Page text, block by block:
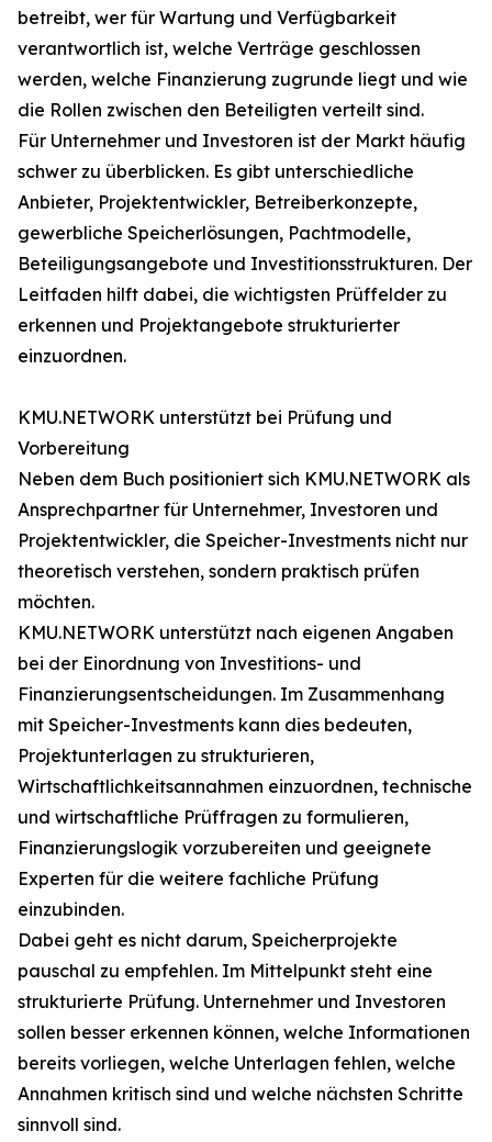
betreibt, wer für Wartung und Verfügbarkeit
verantwortlich ist, welche Verträge geschlossen
werden, welche Finanzierung zugrunde liegt und wie
die Rollen zwischen den Beteiligten verteilt sind.
Für Unternehmer und Investoren ist der Markt häufig
schwer zu überblicken. Es gibt unterschiedliche
Anbieter, Projektentwickler, Betreiberkonzepte,
gewerbliche Speicherlösungen, Pachtmodelle,
Beteiligungsangebote und Investitionsstrukturen. Der
Leitfaden hilft dabei, die wichtigsten Prüffelder zu
erkennen und Projektangebote strukturierter
einzuordnen.
KMU.NETWORK unterstützt bei Prüfung und
Vorbereitung
Neben dem Buch positioniert sich KMU.NETWORK als
Ansprechpartner für Unternehmer, Investoren und
Projektentwickler, die Speicher-Investments nicht nur
theoretisch verstehen, sondern praktisch prüfen
möchten.
KMU.NETWORK unterstützt nach eigenen Angaben
bei der Einordnung von Investitions- und
Finanzierungsentscheidungen. Im Zusammenhang
mit Speicher-Investments kann dies bedeuten,
Projektunterlagen zu strukturieren,
Wirtschaftlichkeitsannahmen einzuordnen, technische
und wirtschaftliche Prüffragen zu formulieren,
Finanzierungslogik vorzubereiten und geeignete
Experten für die weitere fachliche Prüfung
einzubinden.
Dabei geht es nicht darum, Speicherprojekte
pauschal zu empfehlen. Im Mittelpunkt steht eine
strukturierte Prüfung. Unternehmer und Investoren
sollen besser erkennen können, welche Informationen
bereits vorliegen, welche Unterlagen fehlen, welche
Annahmen kritisch sind und welche nächsten Schritte
sinnvoll sind.